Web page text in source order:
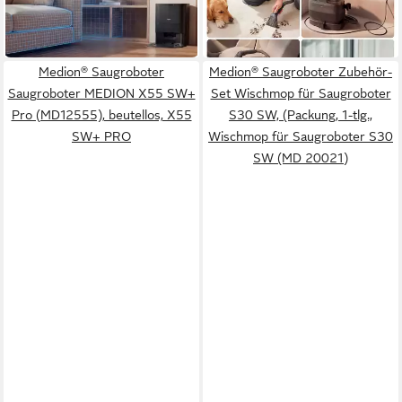
-43%
in 4-5 Werktagen bei dir
-36%
in 4-5 Werktagen bei dir
Medion® Saugroboter
Saugroboter MEDION X55 SW+
Pro (MD12555), beutellos, X55
SW+ PRO
Medion® Saugroboter Zubehör-
Set Wischmop für Saugroboter
S30 SW, (Packung, 1-tlg.,
Wischmop für Saugroboter S30
SW (MD 20021)